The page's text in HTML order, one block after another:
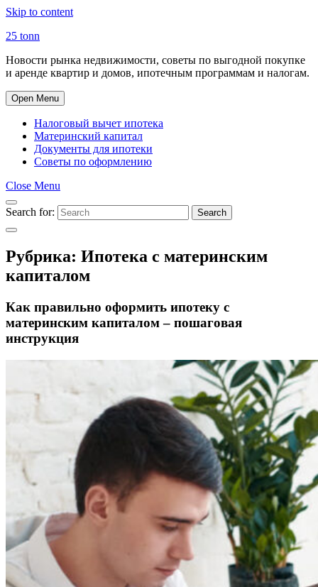
Skip to content
25 tonn
Новости рынка недвижимости, советы по выгодной покупке
и аренде квартир и домов, ипотечным программам и налогам.
Open Menu
Налоговый вычет ипотека
Материнский капитал
Документы для ипотеки
Советы по оформлению
Close Menu
Search for: Search
Рубрика: Ипотека с материнским
капиталом
Как правильно оформить ипотеку с
материнским капиталом – пошаговая
инструкция